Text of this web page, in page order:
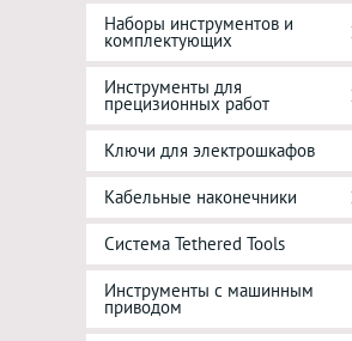
Наборы инструментов и
комплектующих
Инструменты для
прецизионных работ
Ключи для электрошкафов
Кабельные наконечники
Система Tethered Tools
Инструменты с машинным
приводом